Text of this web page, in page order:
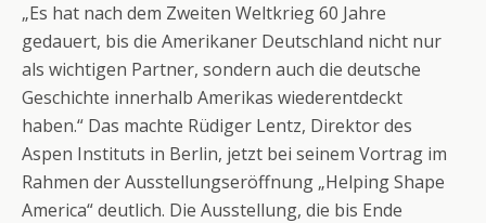
„Es hat nach dem Zweiten Weltkrieg 60 Jahre
gedauert, bis die Amerikaner Deutschland nicht nur
als wichtigen Partner, sondern auch die deutsche
Geschichte innerhalb Amerikas wiederentdeckt
haben.“ Das machte Rüdiger Lentz, Direktor des
Aspen Instituts in Berlin, jetzt bei seinem Vortrag im
Rahmen der Ausstellungseröffnung „Helping Shape
America“ deutlich. Die Ausstellung, die bis Ende